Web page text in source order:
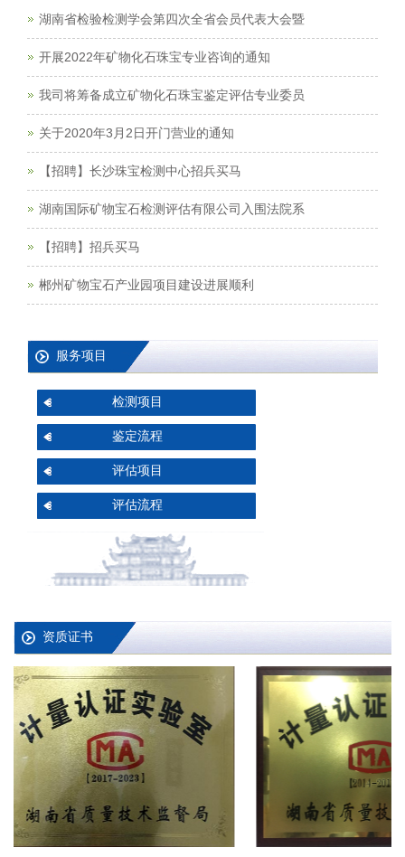
湖南省检验检测学会第四次全省会员代表大会暨
开展2022年矿物化石珠宝专业咨询的通知
我司将筹备成立矿物化石珠宝鉴定评估专业委员
关于2020年3月2日开门营业的通知
【招聘】长沙珠宝检测中心招兵买马
湖南国际矿物宝石检测评估有限公司入围法院系
【招聘】招兵买马
郴州矿物宝石产业园项目建设进展顺利
服务项目
检测项目
鉴定流程
评估项目
评估流程
资质证书